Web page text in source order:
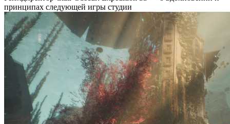
принципах следующей игры студии